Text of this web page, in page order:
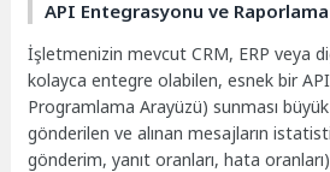
API Entegrasyonu ve
İşletmenizin mevcut CRM, ERP veya
kolayca entegre olabilen, esnek bir
Programlama Arayüzü) sunması büyük
gönderilen ve alınan mesajların
gönderim, yanıt oranları, hata